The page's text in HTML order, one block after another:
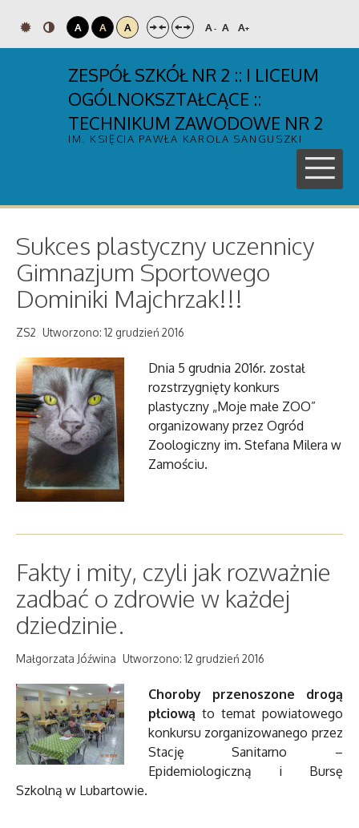
A A A A- A A+
ZESPÓŁ SZKÓŁ NR 2 :: I LICEUM
OGÓLNOKSZTAŁCĄCE ::
TECHNIKUM ZAWODOWE NR 2
IM. KSIĘCIA PAWŁA KAROLA SANGUSZKI
Sukces plastyczny uczennicy
Gimnazjum Sportowego
Dominiki Majchrzak!!!
ZS2 Utworzono: 12 grudzień 2016
Dnia 5 grudnia 2016r. został
rozstrzygnięty konkurs
plastyczny „Moje małe ZOO”
organizowany przez Ogród
Zoologiczny im. Stefana Milera w
Zamościu.
Fakty i mity, czyli jak rozważnie
zadbać o zdrowie w każdej
dziedzinie.
Małgorzata Jóźwina Utworzono: 12 grudzień 2016
Choroby przenoszone drogą
płciową to temat powiatowego
konkursu zorganizowanego przez
Stację Sanitarno –
Epidemiologiczną i Bursę
Szkolną w Lubartowie.